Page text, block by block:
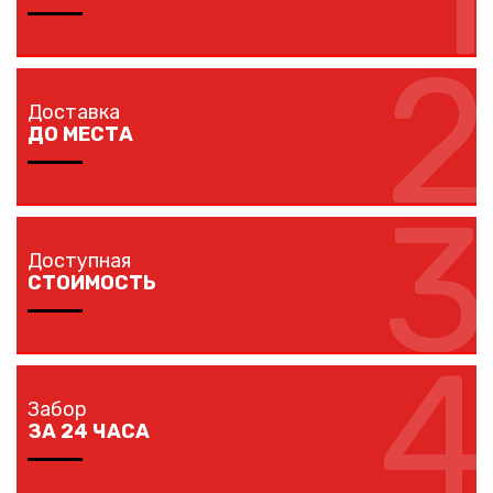
зависимости от длины забора, способа монтажа и
наличия ворот и калиток.
2
Доставка
ДО МЕСТА
Мы доставляем комплектующие забора на любой
объект в вашем городе в кратчайшие сроки
собственным транспортом.
3
Доступная
СТОИМОСТЬ
решений по конкурентной цене.
4
Забор
ЗА 24 ЧАСА